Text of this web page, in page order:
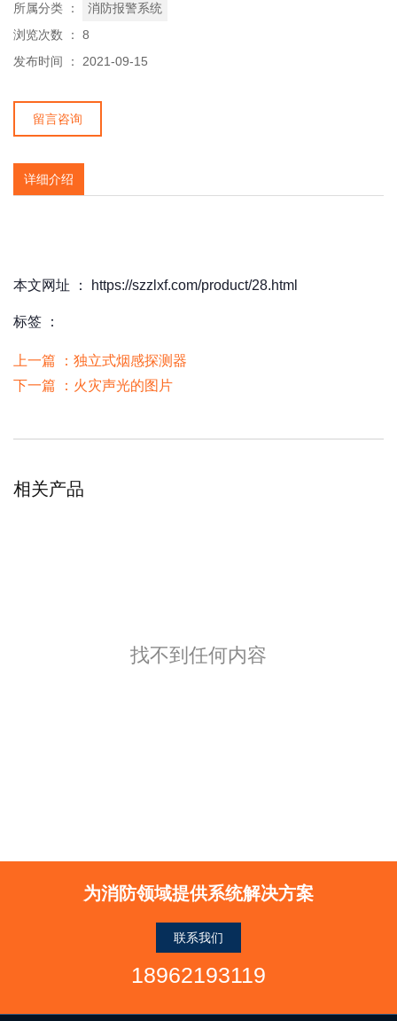
所属分类 ：
消防报警系统
浏览次数 ： 8
发布时间 ： 2021-09-15
留言咨询
详细介绍
本文网址 ： https://szzlxf.com/product/28.html
标签 ：
上一篇 ： 独立式烟感探测器
下一篇 ： 火灾声光的图片
相关产品
找不到任何内容
为消防领域提供系统解决方案
联系我们
18962193119